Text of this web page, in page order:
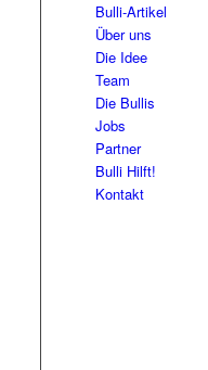
Bulli-Artikel
Über uns
Die Idee
Team
Die Bullis
Jobs
Partner
Bulli Hilft!
Kontakt